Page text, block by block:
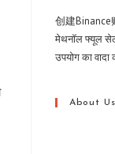
创建Binance
मेथनॉल फ्यूल
उपयोग का वादा
About Us